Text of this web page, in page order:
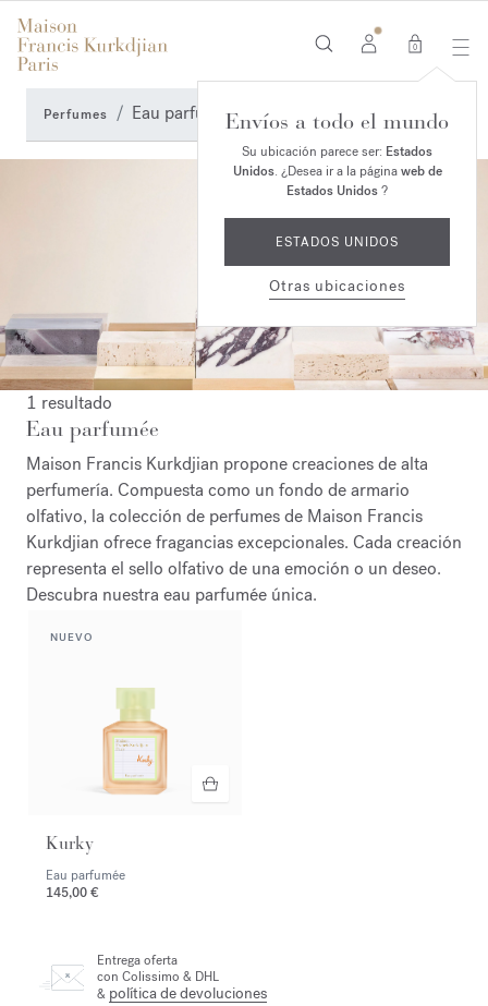
0
Envíos a todo el mundo
Su ubicación parece ser: Estados
Unidos. ¿Desea ir a la páginaweb de
Estados Unidos?
ESTADOS UNIDOS
Otras ubicaciones
Perfumes Eau parfumée
1 resultado
Eau parfumée
Maison Francis Kurkdjian propone creaciones de alta
perfumería. Compuesta como un fondo de armario
olfativo, la colección de perfumes de Maison Francis
Kurkdjian ofrece fragancias excepcionales. Cada creación
representa el sello olfativo de una emoción o un deseo.
Descubra nuestra eau parfumée única.
NUEVO
Kurky
Eau parfumée
145,00 €
Entrega oferta
con Colissimo & DHL
& política de devoluciones